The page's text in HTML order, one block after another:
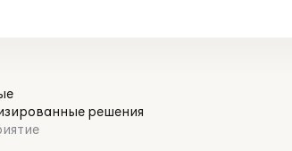
решения